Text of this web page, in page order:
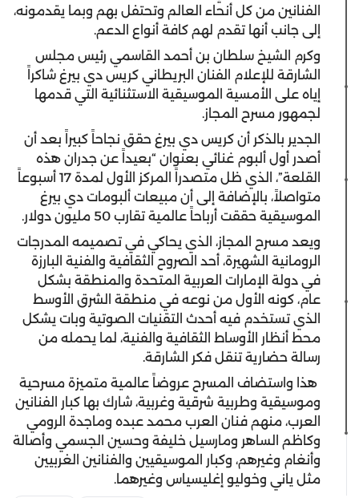
الفنانين من كل أنحاء العالم وتحتفل بهم وبما يقدمونه،
إلى جانب أنها تقدم لهم كافة أنواع الدعم.
وكرم الشيخ سلطان بن أحمد القاسمي رئيس مجلس
الشارقة للإعلام الفنان البريطاني كريس دي بيرغ شاكراً
إياه على الأمسية الموسيقية الاستثنائية التي قدمها
لجمهور مسرح المجاز.
الجدير بالذكر أن كريس دي بيرغ حقق نجاحاً كبيراً بعد أن
أصدر أول ألبوم غنائي بعنوان “بعيداً عن جدران هذه
القلعة”، الذي ظل متصدراً المركز الأول لمدة 17 أسبوعاً
متواصلاً، بالإضافة إلى أن مبيعات ألبومات دي بيرغ
الموسيقية حققت أرباحاً عالمية تقارب 50 مليون دولار.
ويعد مسرح المجاز، الذي يحاكي في تصميمه المدرجات
الرومانية الشهيرة، أحد الصروح الثقافية والفنية البارزة
في دولة الإمارات العربية المتحدة والمنطقة بشكل
عام، كونه الأول من نوعه في منطقة الشرق الأوسط
الذي تستخدم فيه أحدث التقنيات الصوتية وبات يشكل
محط أنظار الأوساط الثقافية والفنية، لما يحمله من
رسالة حضارية تنقل فكر الشارقة.
هذا واستضاف المسرح عروضاً عالمية متميزة مسرحية
وموسيقية وطربية شرقية وغربية، شارك بها كبار الفنانين
العرب، منهم فنان العرب محمد عبده وماجدة الرومي
وكاظم الساهر ومارسيل خليفة وحسين الجسمي وأصالة
وأنغام وغيرهم، وكبار الموسيقيين والفنانين الغربيين
مثل ياني وخوليو إغليسياس وغيرهما.